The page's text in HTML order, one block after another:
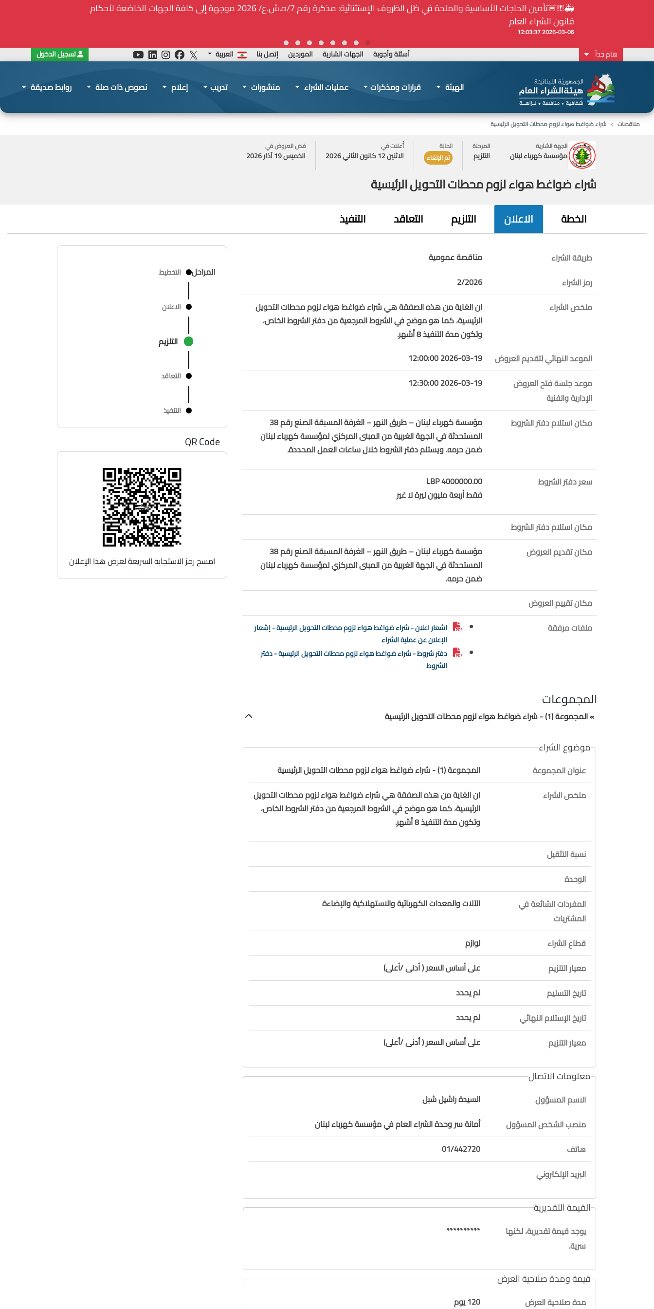
⚠️... ويكون النشر إلزامياً على المنصة الإلكترونيّة المركزيّة لدى هيئة الشراء العام... الخ. (المادة 109 : الشفافية)
2026-02-24 13:48:11
هام جداً أسئلة وأجوبة الجهات الشارية الموردين إتصل بنا العربية تسجيل الدخول
الهيئة قرارات ومذكرات عمليات الشراء منشورات تدريب إعلام نصوص ذات صلة روابط صديقة
مناقصات
شراء ضواغط هواء لزوم محطات التحويل الرئيسية
الجهة الشارية
مؤسسة كهرباء لبنان
المرحلة
التلزيم
الحالة
تم الإلغاء
أُعلنت في
الاثنين 12 كانون الثاني 2026
فض العروض في
الخميس 19 آذار 2026
شراء ضواغط هواء لزوم محطات التحويل الرئيسية
الخطة الاعلان التلزيم التعاقد التنفيذ
طريقة الشراء
مناقصة عمومية
رمز الشراء
2/2026
ملخص الشراء
ان الغاية من هذه الصفقة هي شراء ضواغط هواء لزوم محطات التحويل
الرئيسية، كما هو موضح في الشروط المرجعية من دفتر الشروط الخاص،
وتكون مدة التنفيذ 8 أشهر.
الموعد النهائي لتقديم العروض
2026-03-19 12:00:00
موعد جلسة فتح العروض
الإدارية والفنية
2026-03-19 12:30:00
مكان استلام دفتر الشروط
مؤسسة كهرباء لبنان – طريق النهر – الغرفة المسبقة الصنع رقم 38
المستحدثة في الجهة الغربية من المبنى المركزي لمؤسسة كهرباء لبنان
ضمن حرمه. ويستلم دفتر الشروط خلال ساعات العمل المحددة.
سعر دفتر الشروط
4000000.00 LBP
فقط أربعة مليون ليرة لا غير
مكان استلام دفتر الشروط
مكان تقديم العروض
مؤسسة كهرباء لبنان – طريق النهر – الغرفة المسبقة الصنع رقم 38
المستحدثة في الجهة الغربية من المبنى المركزي لمؤسسة كهرباء لبنان
ضمن حرمه.
مكان تقييم العروض
ملفات مرفقة
اشعار اعلان - شراء ضواغط هواء لزوم محطات التحويل الرئيسية - إشعار
الإعلان عن عملية الشراء
دفتر شروط - شراء ضواغط هواء لزوم محطات التحويل الرئيسية - دفتر
الشروط
المجموعات
» المجموعة (1) - شراء ضواغط هواء لزوم محطات التحويل الرئيسية
موضوع الشراء
عنوان المجموعة
المجموعة (1) - شراء ضواغط هواء لزوم محطات التحويل الرئيسية
ملخص الشراء
ان الغاية من هذه الصفقة هي شراء ضواغط هواء لزوم محطات التحويل
الرئيسية، كما هو موضح في الشروط المرجعية من دفتر الشروط الخاص،
وتكون مدة التنفيذ 8 أشهر.
نسبة التثقيل
الوحدة
المفردات الشائعة في
المشتريات
الآلات والمعدات الكهربائية والاستهلاكية والإضاءة
قطاع الشراء
لوازم
معيار التلزيم
على أساس السعر ( أدنى /أعلى)
تاريخ التسليم
لم يحدد
تاريخ الإستلام النهائي
لم يحدد
معيار التلزيم
على أساس السعر ( أدنى /أعلى)
معلومات الاتصال
الاسم المسؤول
السيدة راشيل شبل
منصب الشخص المسؤول
أمانة سر وحدة الشراء العام في مؤسسة كهرباء لبنان
هاتف
01/442720
البريد الإلكتروني
القيمة التقديرية
يوجد قيمة تقديرية، لكنها
سرية.
**********
قيمة ومدة صلاحية العرض
مدة صلاحية العرض 120 يوم
المراحل التخطيط
الاعلان
التلزيم
التعاقد
التنفيذ
QR Code
امسح رمز الاستجابة السريعة لعرض هذا الإعلان